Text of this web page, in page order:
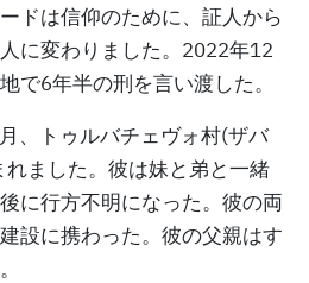
ドは信仰のために、証人から
に変わりました。2022年12
で6年半の刑を言い渡した。
、トゥルバチェヴォ村(ザバ
ました。彼は妹と弟と一緒
に行方不明になった。彼の両
設に携わった。彼の父親はす